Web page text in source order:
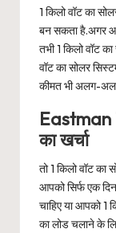
1 किलो वॉट का
बन सकता है.अगर
तभी 1 किलो वॉट
वॉट का सोलर
कीमत भी अलग-
Eastman
का खर्चा
तो 1 किलो वॉट
आपको सिर्फ एक
चाहिए या आपको 1
का लोड चलाने के